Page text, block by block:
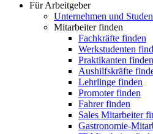
Für Arbeitgeber
Unternehmen und
Mitarbeiter finden
Fachkräfte finden
Werkstudenten
Praktikanten finden
Aushilfskräfte
Lehrlinge finden
Promoter finden
Fahrer finden
Sales Mitarbeiter
Gastronomie-